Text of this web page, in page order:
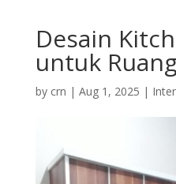
Desain
untuk
by crn | Aug 1, 2025 |